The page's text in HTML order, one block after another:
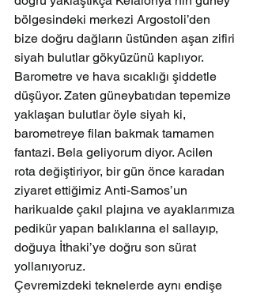
bölgesindeki merkezi Argostoli’den
bize doğru dağların üstünden aşan zifiri
siyah bulutlar gökyüzünü kaplıyor.
Barometre ve hava sıcaklığı şiddetle
düşüyor. Zaten güneybatıdan tepemize
yaklaşan bulutlar öyle siyah ki,
barometreye filan bakmak tamamen
fantazi. Bela geliyorum diyor. Acilen
rota değiştiriyor, bir gün önce karadan
ziyaret ettiğimiz Anti-Samos’un
harikualde çakıl plajına ve ayaklarımıza
pedikür yapan balıklarına el sallayıp,
doğuya İthaki’ye doğru son sürat
yollanıyoruz.
Çevremizdeki teknelerde aynı endişe